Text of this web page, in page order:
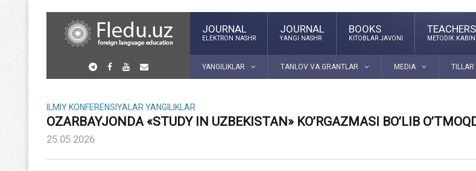
JOURNAL
ELEKTRON NASHR
JOURNAL
YANGI NASHR
BOOKS
KITOBLAR JAVONI
TEACHERS
METODIK
YANGILIKLAR TANLOV VA GRANTLAR MEDIA TILLAR
ILMIY KONFERENSIYALAR YANGILIKLAR
OZARBAYJONDA «STUDY IN UZBEKISTAN» KO’RGAZMASI BO’LIB
25.05.2026